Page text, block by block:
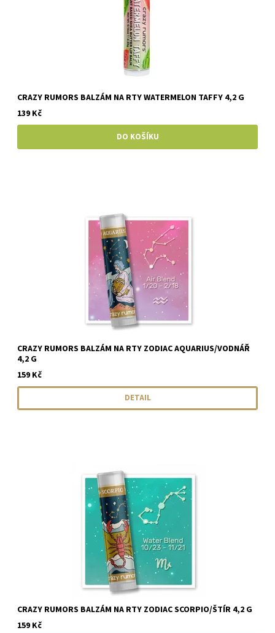
CRAZY RUMORS BALZÁM NA RTY WATERMELON TAFFY 4,2 G
139 Kč
CRAZY RUMORS BALZÁM NA RTY ZODIAC AQUARIUS/VODNÁŘ
4,2 G
159 Kč
DETAIL
CRAZY RUMORS BALZÁM NA RTY ZODIAC SCORPIO/ŠTÍR 4,2 G
159 Kč